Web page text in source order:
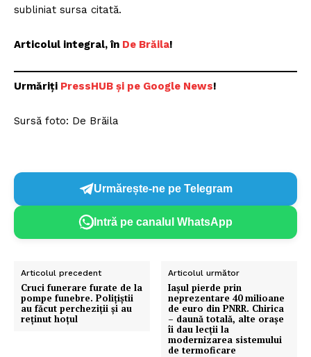
subliniat sursa citată.
Articolul integral, în De Brăila!
Urmăriți PressHUB și pe Google News!
Sursă foto: De Brăila
Urmărește-ne pe Telegram
Intră pe canalul WhatsApp
Articolul precedent
Cruci funerare furate de la
pompe funebre. Poliţiştii
au făcut percheziţii şi au
reţinut hoţul
Articolul următor
Iașul pierde prin
neprezentare 40 milioane
de euro din PNRR. Chirica
– daună totală, alte orașe
îi dau lecții la
modernizarea sistemului
de termoficare